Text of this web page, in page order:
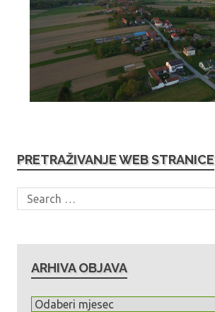
PRETRAŽIVANJE WEB STRANICE
ARHIVA OBJAVA
A